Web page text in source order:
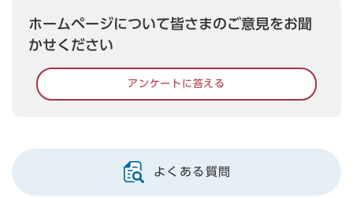
ホームページについて皆さまのご意見をお聞
かせください
アンケートに答える
よくある質問